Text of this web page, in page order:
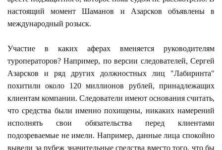
настоящий момент Шаманов и Азарсков объявлены в
международный розыск.
Участие в каких аферах вменяется руководителям
туроператоров? Например, по версии следователей, Сергей
Азарсков и ряд других должностных лиц "Лабиринта"
похитили около 120 миллионов рублей, принадлежащих
клиентам компании. Следователи имеют основания считать,
что средства были именно похищены, никаких намерений
исполнять свои обязательства перед клиентами
подозреваемые не имели. Например, данные лица спокойно
вывели за рубеж значительные средства вместо того, что бы